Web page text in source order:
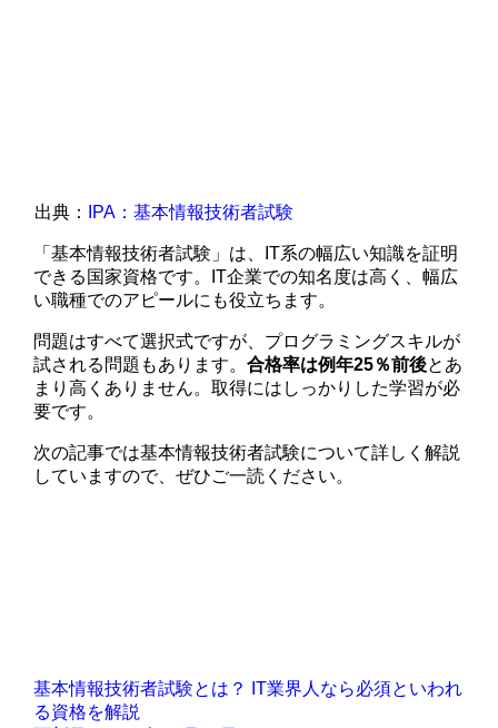
出典： IPA：基本情報技術者試験
「基本情報技術者試験」は、IT系の幅広い知識を証明
できる国家資格です。IT企業での知名度は高く、幅広
い職種でのアピールにも役立ちます。
問題はすべて選択式ですが、プログラミングスキルが
試される問題もあります。合格率は例年25％前後とあ
まり高くありません。取得にはしっかりした学習が必
要です。
次の記事では基本情報技術者試験について詳しく解説
していますので、ぜひご一読ください。
基本情報技術者試験とは？ IT業界人なら必須といわれ
る資格を解説